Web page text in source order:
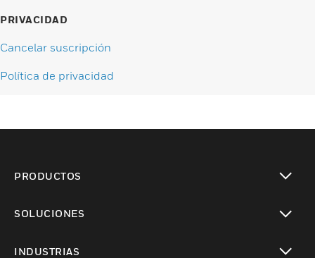
PRIVACIDAD
Cancelar suscripción
Política de privacidad
PRODUCTOS
SOLUCIONES
INDUSTRIAS